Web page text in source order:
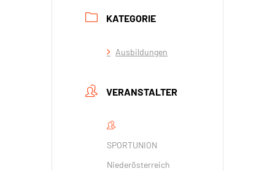
KATEGORIE
Ausbildungen
VERANSTALTER
SPORTUNION
Niederösterreich